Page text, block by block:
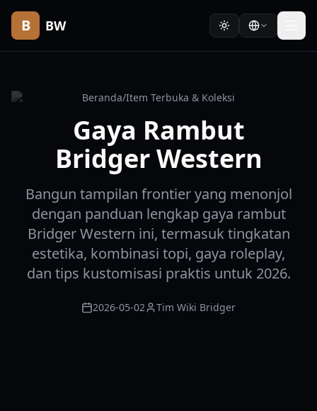
B BW
Beranda/Item Terbuka & Koleksi
Gaya Rambut
Bridger Western
Bangun tampilan frontier yang menonjol
dengan panduan lengkap gaya rambut
Bridger Western ini, termasuk tingkatan
estetika, kombinasi topi, gaya roleplay,
dan tips kustomisasi praktis untuk 2026.
2026-05-02 Tim Wiki Bridger